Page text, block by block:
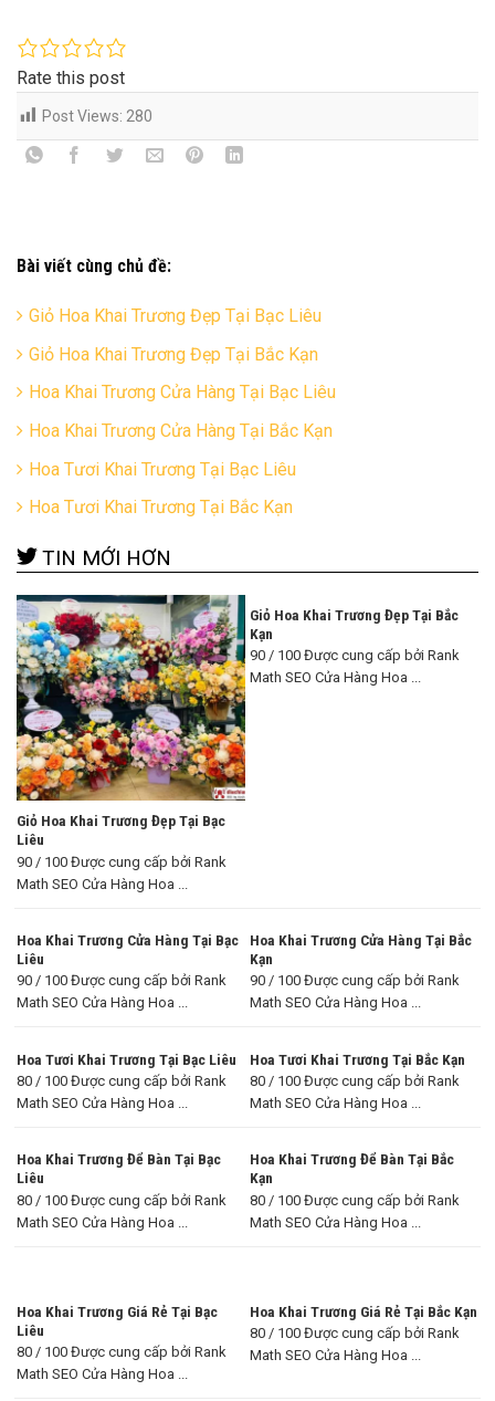
Rate this post
Post Views: 280
Bài viết cùng chủ đề:
Giỏ Hoa Khai Trương Đẹp Tại Bạc Liêu
Giỏ Hoa Khai Trương Đẹp Tại Bắc Kạn
Hoa Khai Trương Cửa Hàng Tại Bạc Liêu
Hoa Khai Trương Cửa Hàng Tại Bắc Kạn
Hoa Tươi Khai Trương Tại Bạc Liêu
Hoa Tươi Khai Trương Tại Bắc Kạn
TIN MỚI HƠN
Giỏ Hoa Khai Trương Đẹp Tại Bạc
Liêu
90 / 100 Được cung cấp bởi Rank
Math SEO Cửa Hàng Hoa ...
Giỏ Hoa Khai Trương Đẹp Tại Bắc
Kạn
90 / 100 Được cung cấp bởi Rank
Math SEO Cửa Hàng Hoa ...
Hoa Khai Trương Cửa Hàng Tại Bạc
Liêu
90 / 100 Được cung cấp bởi Rank
Math SEO Cửa Hàng Hoa ...
Hoa Khai Trương Cửa Hàng Tại Bắc
Kạn
90 / 100 Được cung cấp bởi Rank
Math SEO Cửa Hàng Hoa ...
Hoa Tươi Khai Trương Tại Bạc Liêu
80 / 100 Được cung cấp bởi Rank
Math SEO Cửa Hàng Hoa ...
Hoa Tươi Khai Trương Tại Bắc Kạn
80 / 100 Được cung cấp bởi Rank
Math SEO Cửa Hàng Hoa ...
Hoa Khai Trương Để Bàn Tại Bạc
Liêu
80 / 100 Được cung cấp bởi Rank
Math SEO Cửa Hàng Hoa ...
Hoa Khai Trương Để Bàn Tại Bắc
Kạn
80 / 100 Được cung cấp bởi Rank
Math SEO Cửa Hàng Hoa ...
Hoa Khai Trương Giá Rẻ Tại Bạc
Liêu
80 / 100 Được cung cấp bởi Rank
Math SEO Cửa Hàng Hoa ...
Hoa Khai Trương Giá Rẻ Tại Bắc Kạn
80 / 100 Được cung cấp bởi Rank
Math SEO Cửa Hàng Hoa ...